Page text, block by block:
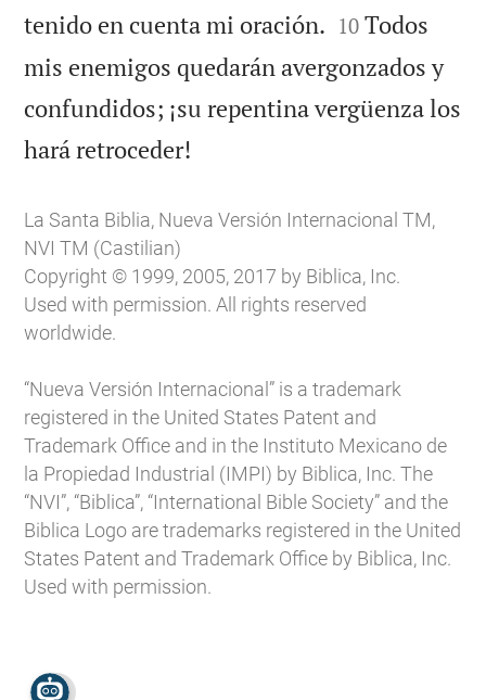
tenido en cuenta mi oración. 

10 Todos
mis enemigos quedarán avergonzados y
confundidos; ¡su repentina vergüenza los
hará retroceder!
La Santa Biblia, Nueva Versión Internacional TM,
NVI TM (Castilian)
Copyright © 1999, 2005, 2017 by Biblica, Inc.
Used with permission. All rights reserved
worldwide.
“Nueva Versión Internacional” is a trademark
registered in the United States Patent and
Trademark Office and in the Instituto Mexicano de
la Propiedad Industrial (IMPI) by Biblica, Inc. The
“NVI”, “Biblica”, “International Bible Society” and the
Biblica Logo are trademarks registered in the United
States Patent and Trademark Office by Biblica, Inc.
Used with permission.